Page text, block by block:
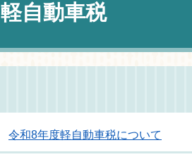
軽自動車税
令和8年度軽自動車税について